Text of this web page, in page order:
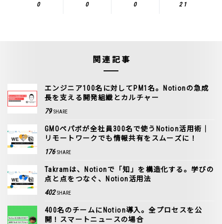
0 0 0 21
関連記事
エンジニア100名に対してPM1名。Notionの急成
長を支える開発組織とカルチャー
79 SHARE
GMOペパボが全社員300名で使うNotion活用術｜
リモートワークでも情報共有をスムーズに！
176 SHARE
Takramは、Notionで「知」を構造化する。学びの
点と点をつなぐ、Notion活用法
402 SHARE
400名のチームにNotion導入。全プロセスを公
開！スマートニュースの場合